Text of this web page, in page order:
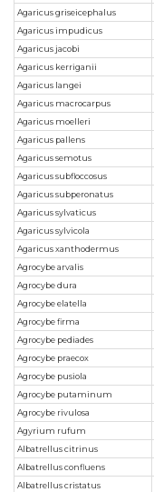
Agaricus griseicephalus
Agaricus impudicus
Agaricus jacobi
Agaricus kerriganii
Agaricus langei
Agaricus macrocarpus
Agaricus moelleri
Agaricus pallens
Agaricus semotus
Agaricus subfloccosus
Agaricus subperonatus
Agaricus sylvaticus
Agaricus sylvicola
Agaricus xanthodermus
Agrocybe arvalis
Agrocybe dura
Agrocybe elatella
Agrocybe firma
Agrocybe pediades
Agrocybe praecox
Agrocybe pusiola
Agrocybe putaminum
Agrocybe rivulosa
Agyrium rufum
Albatrellus citrinus
Albatrellus confluens
Albatrellus cristatus